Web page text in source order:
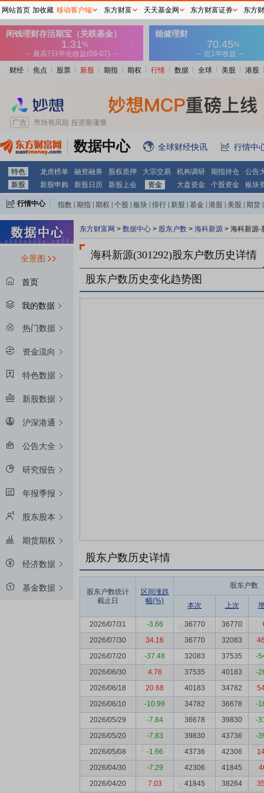
财经 焦点 股票 新股 期指 期权 行情 数据 全球 美股 港股
数据中心 全球财经快讯 行情中
特色 龙虎榜单 融资融券 股权质押 大宗交易 机构调研 期指持仓
公告
新股
新股申购 新股日历 新股上会 资金 大盘资金 个股资金 板块
行情中心 指数 期指 期权 个股 板块 排行 新股 基金 港股 美股 期货
全景图
首页
我的数据
热门数据
资金流向
特色数据
新股数据
沪深港通
公告大全
研究报告
年报季报
股东股本
期货期权
经济数据
基金数据
东方财富网 > 数据中心 > 股东户数 > 海科新源 > 海科新源-
海科新源(301292)股东户数历史详情
股东户数历史变化趋势图
股东户数历史详情
股东户数统计
截止日
区间涨跌
幅(%)
股东户数
本次 上次
2026/07/31 -3.66 36770 36770
2026/07/30
34.16 36770 32083
2026/07/20
-37.48 32083 37535
-
2026/06/30
4.76 37535 40183
-
2026/06/18
20.68 40183 34782
2026/06/10
-10.99 34782 36678
-
2026/05/29
-7.84 36678 39830
-
2026/05/20
-7.83 39830 43736
-
2026/05/08
-1.66 43736 42306
2026/04/30
-7.29 42306 41845
2026/04/20
7.03 41845 38264
网站首页 加收藏 移动客户端 东方财富 天天基金网 东方财富证券 东方